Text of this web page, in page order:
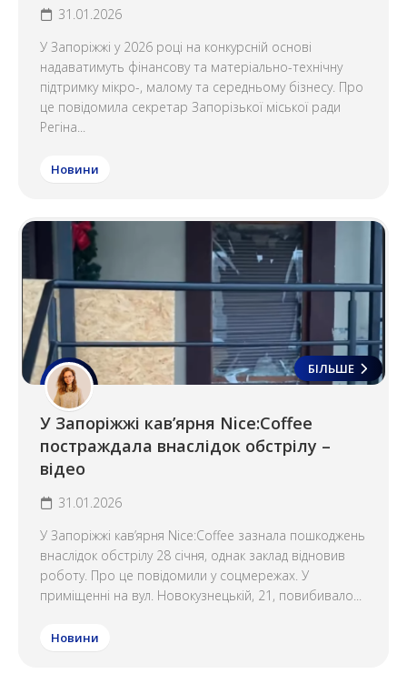
31.01.2026
У Запоріжжі у 2026 році на конкурсній основі
надаватимуть фінансову та матеріально-технічну
підтримку мікро-, малому та середньому бізнесу. Про
це повідомила секретар Запорізької міської ради
Регіна...
Новини
БІЛЬШЕ
У Запоріжжі кав’ярня Nice:Coffee
постраждала внаслідок обстрілу –
відео
31.01.2026
У Запоріжжі кав’ярня Nice:Coffee зазнала пошкоджень
внаслідок обстрілу 28 січня, однак заклад відновив
роботу. Про це повідомили у соцмережах. У
приміщенні на вул. Новокузнецькій, 21, повибивало...
Новини